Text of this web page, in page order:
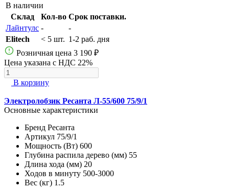
В наличии
Склад
Кол-во Срок поставки.
Лайнтулс -
-
Elitech
< 5 шт. 1-2 раб. дня
Розничная цена 3 190 ₽
Цена указана с НДС 22%
В корзину
Электролобзик Ресанта Л-55/600 75/9/1
Основные характеристики
Бренд Ресанта
Артикул 75/9/1
Мощность (Вт) 600
Глубина распила дерево (мм) 55
Длина хода (мм) 20
Ходов в минуту 500-3000
Вес (кг) 1.5